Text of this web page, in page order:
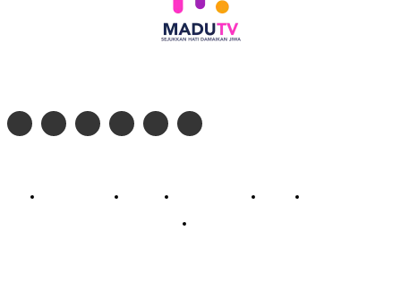
Profil Madu TV Redaksi Pedoman Siber Kontak